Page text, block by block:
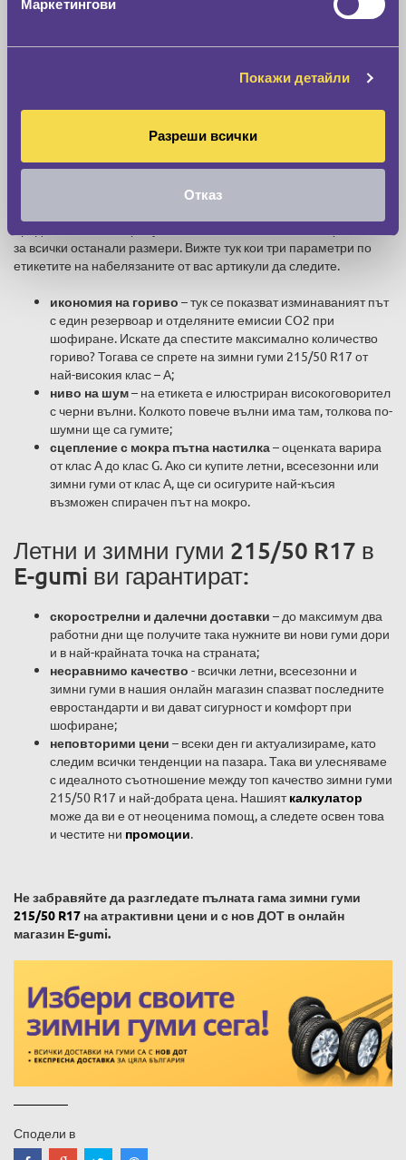
Маркетингови
Покажи детайли
Разреши всички
Отказ
Изисквания към гуми 215/50 R17
Удостоверяващ етикет, че отговарят на приетите в Европейския
за всички останали размери. Вижте тук кои три параметри по
етикетите на набелязаните от вас артикули да следите.
икономия на гориво – тук се показват изминаваният път
с един резервоар и отделяните емисии CO2 при
шофиране. Искате да спестите максимално количество
гориво? Тогава се спрете на зимни гуми 215/50 R17 от
най-високия клас – А;
ниво на шум– на етикета е илюстриран високоговорител
с черни вълни. Колкото повече вълни има там, толкова по-
шумни ще са гумите;
сцепление с мокра пътна настилка– оценката варира
от клас А до клас G. Ако си купите летни, всесезонни или
зимни гуми от клас А, ще си осигурите най-късия
възможен спирачен път на мокро.
Летни и зимни гуми 215/50 R17 в
E-gumi ви гарантират:
скорострелни и далечни доставки – до максимум два
работни дни ще получите така нужните ви нови гуми дори
и в най-крайната точка на страната;
несравнимо качество - всички летни, всесезонни и
зимни гуми в нашия онлайн магазин спазват последните
евростандарти и ви дават сигурност и комфорт при
шофиране;
неповторими цени – всеки ден ги актуализираме, като
следим всички тенденции на пазара. Така ви улесняваме
с идеалното съотношение между топ качество зимни гуми
215/50 R17 и най-добрата цена. Нашияткалкулатор
може да ви е от неоценима помощ, а следете освен това
и честите ни промоции.
Не забравяйте да разгледате пълната гама зимни гуми
215/50 R17 на атрактивни цени и с нов ДОТ в онлайн
магазин E-gumi.
Сподели в